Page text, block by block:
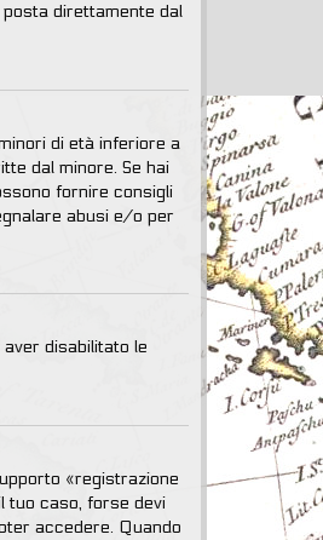
posta direttamente dal
di età inferiore a
dal minore. Se hai
fornire consigli
abusi e/o per
disabilitato le
«registrazione
tuo caso, forse devi
accedere. Quando